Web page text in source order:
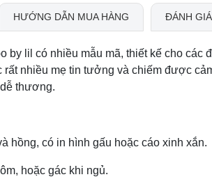
HƯỚNG DẪN MUA HÀNG ĐÁNH
by lil có nhiều mẫu mã, thiết kế cho các
nhiều mẹ tin tưởng và chiếm được
thương.
hồng, có in hình gấu hoặc cáo xinh xắn.
hoặc gác khi ngủ.